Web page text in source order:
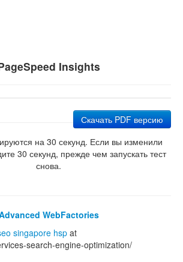
Insights
Скачать PDF версию
на 30 секунд. Если вы изменили
30 секунд, прежде чем запускать тест
снова.
WebFactories
singapore hsp at
search-engine-optimization/